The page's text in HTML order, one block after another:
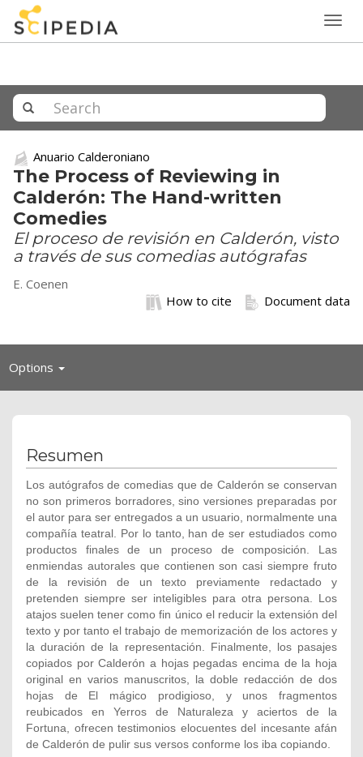
Anuario Calderoniano
The Process of Reviewing in
Calderón: The Hand-written
Comedies
El proceso de revisión en Calderón, visto
a través de sus comedias autógrafas
E. Coenen
Document data
How to cite
Options Toggle
Resumen
Los autógrafos de comedias que de Calderón se conservan
no son primeros borradores, sino versiones preparadas por
el autor para ser entregados a un usuario, normalmente una
compañía teatral. Por lo tanto, han de ser estudiados como
productos finales de un proceso de composición. Las
enmiendas autorales que contienen son casi siempre fruto
de la revisión de un texto previamente redactado y
pretenden siempre ser inteligibles para otra persona. Los
atajos suelen tener como fin único el reducir la extensión del
texto y por tanto el trabajo de memorización de los actores y
la duración de la representación. Finalmente, los pasajes
copiados por Calderón a hojas pegadas encima de la hoja
original en varios manuscritos, la doble redacción de dos
hojas de El mágico prodigioso, y unos fragmentos
reubicados en Yerros de Naturaleza y aciertos de la
Fortuna, ofrecen testimonios elocuentes del incesante afán
de Calderón de pulir sus versos conforme los iba copiando.